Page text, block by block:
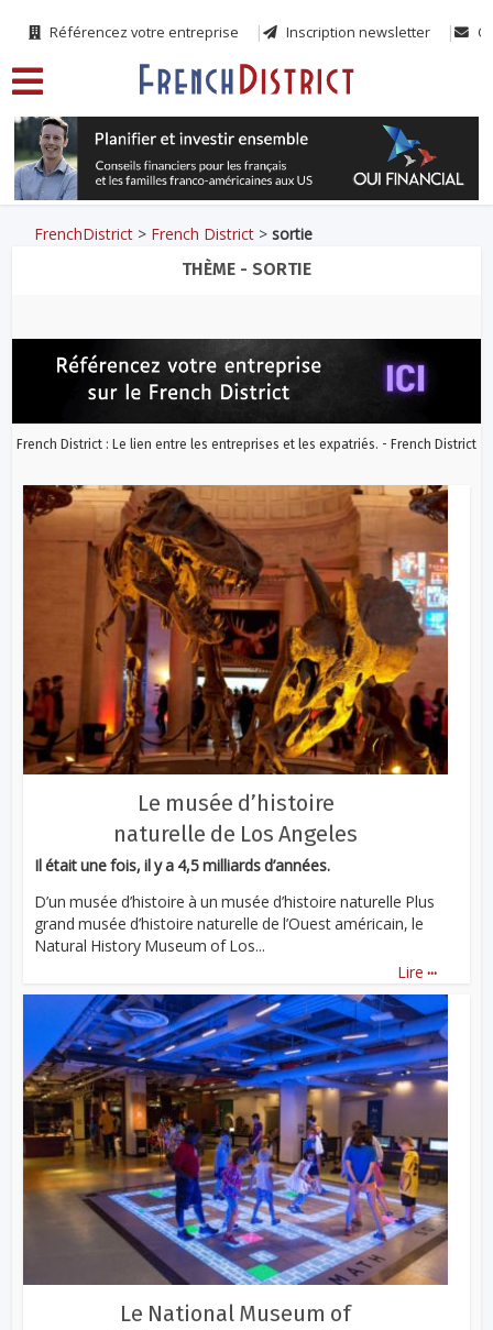
Référencez votre entreprise Inscription newsletter
FrenchDistrict > French District >sortie
THÈME - SORTIE
French District : Le lien entre les entreprises et les expatriés. - French District
Le musée d’histoire
naturelle de Los Angeles
Il était une fois, il y a 4,5 milliards d’années.
D’un musée d’histoire à un musée d’histoire naturelle Plus
grand musée d’histoire naturelle de l’Ouest américain, le
Natural History Museum of Los...
Lire ...
Le National Museum of